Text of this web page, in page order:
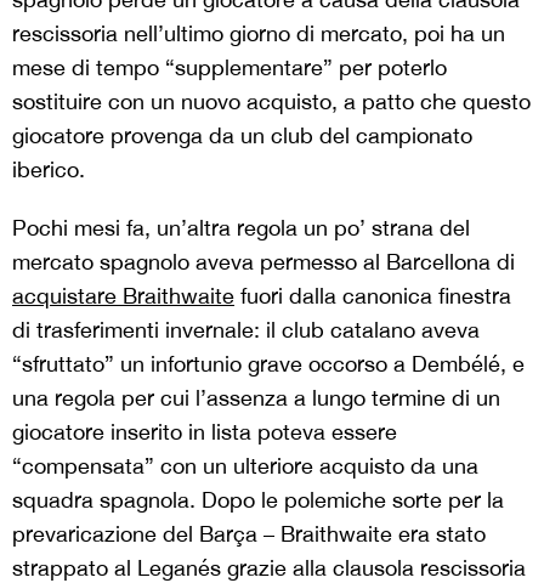
rescissoria nell’ultimo giorno di mercato, poi ha un
mese di tempo “supplementare” per poterlo
sostituire con un nuovo acquisto, a patto che questo
giocatore provenga da un club del campionato
iberico.
Pochi mesi fa, un’altra regola un po’ strana del
mercato spagnolo aveva permesso al Barcellona di
acquistare Braithwaite fuori dalla canonica finestra
di trasferimenti invernale: il club catalano aveva
“sfruttato” un infortunio grave occorso a Dembélé, e
una regola per cui l’assenza a lungo termine di un
giocatore inserito in lista poteva essere
“compensata” con un ulteriore acquisto da una
squadra spagnola. Dopo le polemiche sorte per la
prevaricazione del Barça – Braithwaite era stato
strappato al Leganés grazie alla clausola rescissoria